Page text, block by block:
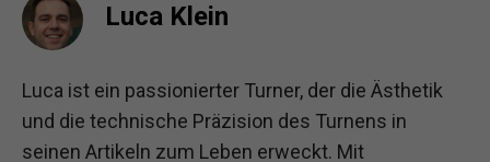
Luca Klein
Luca ist ein passionierter Turner, der die Ästhetik
und die technische Präzision des Turnens in
seinen Artikeln zum Leben erweckt. Mit